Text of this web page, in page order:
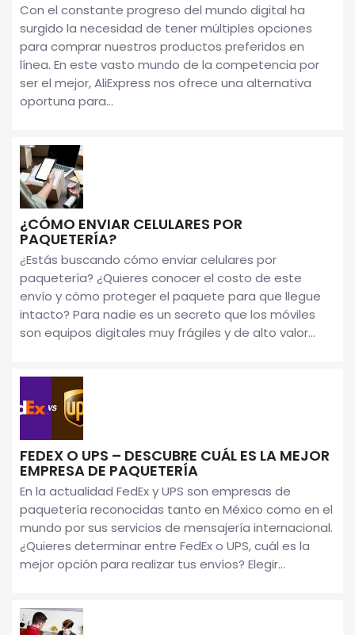
Con el constante progreso del mundo digital ha
surgido la necesidad de tener múltiples opciones
para comprar nuestros productos preferidos en
línea. En este vasto mundo de la competencia por
ser el mejor, AliExpress nos ofrece una alternativa
oportuna para...
¿CÓMO ENVIAR CELULARES POR
PAQUETERÍA?
¿Estás buscando cómo enviar celulares por
paquetería? ¿Quieres conocer el costo de este
envío y cómo proteger el paquete para que llegue
intacto? Para nadie es un secreto que los móviles
son equipos digitales muy frágiles y de alto valor...
FEDEX O UPS – DESCUBRE CUÁL ES LA MEJOR
EMPRESA DE PAQUETERÍA
En la actualidad FedEx y UPS son empresas de
paquetería reconocidas tanto en México como en el
mundo por sus servicios de mensajería internacional.
¿Quieres determinar entre FedEx o UPS, cuál es la
mejor opción para realizar tus envíos? Elegir...